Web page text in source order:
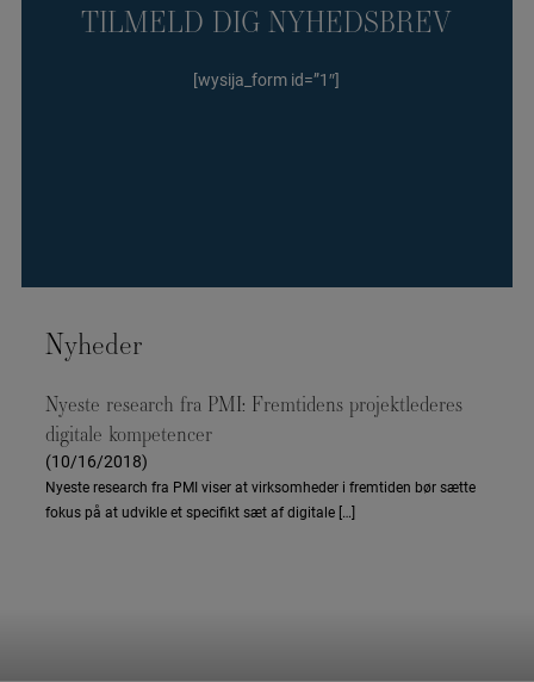
TILMELD DIG NYHEDSBREV
[wysija_form id=”1″]
Nyheder
Nyeste research fra PMI: Fremtidens projektlederes
digitale kompetencer
(10/16/2018)
Nyeste research fra PMI viser at virksomheder i fremtiden bør sætte
fokus på at udvikle et specifikt sæt af digitale […]